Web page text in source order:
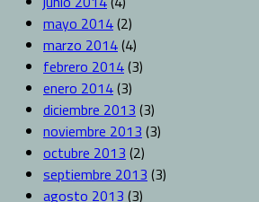
mayo 2014(2)
marzo 2014(4)
febrero 2014(3)
enero 2014(3)
diciembre 2013 (3)
noviembre 2013 (3)
octubre 2013 (2)
septiembre 2013 (3)
agosto 2013 (3)